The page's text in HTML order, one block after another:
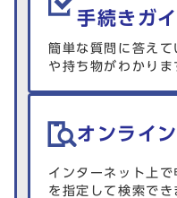
手続きガ
簡単な質問に答え
や持ち物がわかりま
オンライ
インターネット上
を指定して検索でき